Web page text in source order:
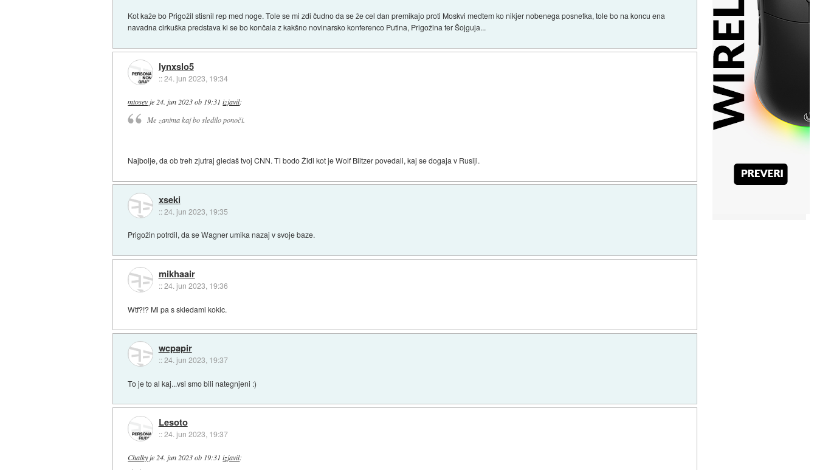
Kot kaže bo Prigožil stisnil rep med noge. Tole se mi zdi čudno da se že cel dan premikajo proti Moskvi medtem ko nikjer nobenega posnetka, tole bo na koncu ena
navadna cirkuška predstava ki se bo končala z kakšno novinarsko konferenco Putina, Prigožina ter Šojguja...
lynxslo5
::24. jun 2023, 19:34
mtosev je 24. jun 2023 ob 19:31 izjavil:
Me zanima kaj bo sledilo ponoči.
Najbolje, da ob treh zjutraj gledaš tvoj CNN. Ti bodo Židi kot je Wolf Blitzer povedali, kaj se dogaja v Rusiji.
xseki
::24. jun 2023, 19:35
Prigožin potrdil, da se Wagner umika nazaj v svoje baze.
mikhaair
::24. jun 2023, 19:36
Wtf?!? Mi pa s skledami kokic.
wcpapir
::24. jun 2023, 19:37
To je to al kaj...vsi smo bili nategnjeni :)
Lesoto
::24. jun 2023, 19:37
Chalkyje 24. jun 2023 ob 19:31 izjavil: